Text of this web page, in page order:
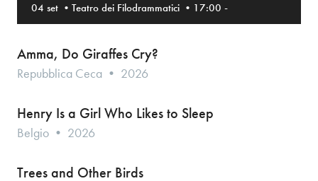
04 set • Teatro dei Filodrammatici • 17:00 -
Amma, Do Giraffes Cry?
Repubblica Ceca • 2026
Henry Is a Girl Who Likes to Sleep
Belgio • 2026
Trees and Other Birds